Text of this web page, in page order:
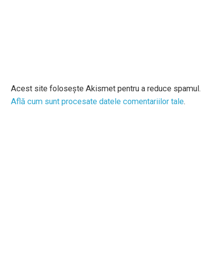
Acest site folosește Akismet pentru a reduce spamul.
Află cum sunt procesate datele comentariilor tale.